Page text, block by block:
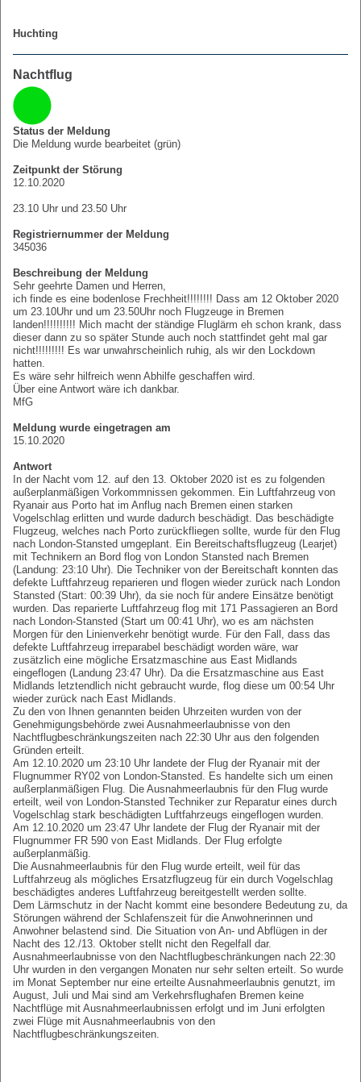
Huchting
Nachtflug
Status der Meldung
Die Meldung wurde bearbeitet (grün)
Zeitpunkt der Störung
12.10.2020
23.10 Uhr und 23.50 Uhr
Registriernummer der Meldung
345036
Beschreibung der Meldung
Sehr geehrte Damen und Herren,
ich finde es eine bodenlose Frechheit!!!!!!!! Dass am 12 Oktober 2020
um 23.10Uhr und um 23.50Uhr noch Flugzeuge in Bremen
landen!!!!!!!!!! Mich macht der ständige Fluglärm eh schon krank, dass
dieser dann zu so später Stunde auch noch stattfindet geht mal gar
nicht!!!!!!!!! Es war unwahrscheinlich ruhig, als wir den Lockdown
hatten.
Es wäre sehr hilfreich wenn Abhilfe geschaffen wird.
Über eine Antwort wäre ich dankbar.
MfG
Meldung wurde eingetragen am
15.10.2020
Antwort
In der Nacht vom 12. auf den 13. Oktober 2020 ist es zu folgenden
außerplanmäßigen Vorkommnissen gekommen. Ein Luftfahrzeug von
Ryanair aus Porto hat im Anflug nach Bremen einen starken
Vogelschlag erlitten und wurde dadurch beschädigt. Das beschädigte
Flugzeug, welches nach Porto zurückfliegen sollte, wurde für den Flug
nach London-Stansted umgeplant. Ein Bereitschaftsflugzeug (Learjet)
mit Technikern an Bord flog von London Stansted nach Bremen
(Landung: 23:10 Uhr). Die Techniker von der Bereitschaft konnten das
defekte Luftfahrzeug reparieren und flogen wieder zurück nach London
Stansted (Start: 00:39 Uhr), da sie noch für andere Einsätze benötigt
wurden. Das reparierte Luftfahrzeug flog mit 171 Passagieren an Bord
nach London-Stansted (Start um 00:41 Uhr), wo es am nächsten
Morgen für den Linienverkehr benötigt wurde. Für den Fall, dass das
defekte Luftfahrzeug irreparabel beschädigt worden wäre, war
zusätzlich eine mögliche Ersatzmaschine aus East Midlands
eingeflogen (Landung 23:47 Uhr). Da die Ersatzmaschine aus East
Midlands letztendlich nicht gebraucht wurde, flog diese um 00:54 Uhr
wieder zurück nach East Midlands.
Zu den von Ihnen genannten beiden Uhrzeiten wurden von der
Genehmigungsbehörde zwei Ausnahmeerlaubnisse von den
Nachtflugbeschränkungszeiten nach 22:30 Uhr aus den folgenden
Gründen erteilt.
Am 12.10.2020 um 23:10 Uhr landete der Flug der Ryanair mit der
Flugnummer RY02 von London-Stansted. Es handelte sich um einen
außerplanmäßigen Flug. Die Ausnahmeerlaubnis für den Flug wurde
erteilt, weil von London-Stansted Techniker zur Reparatur eines durch
Vogelschlag stark beschädigten Luftfahrzeugs eingeflogen wurden.
Am 12.10.2020 um 23:47 Uhr landete der Flug der Ryanair mit der
Flugnummer FR 590 von East Midlands. Der Flug erfolgte
außerplanmäßig.
Die Ausnahmeerlaubnis für den Flug wurde erteilt, weil für das
Luftfahrzeug als mögliches Ersatzflugzeug für ein durch Vogelschlag
beschädigtes anderes Luftfahrzeug bereitgestellt werden sollte.
Dem Lärmschutz in der Nacht kommt eine besondere Bedeutung zu, da
Störungen während der Schlafenszeit für die Anwohnerinnen und
Anwohner belastend sind. Die Situation von An- und Abflügen in der
Nacht des 12./13. Oktober stellt nicht den Regelfall dar.
Ausnahmeerlaubnisse von den Nachtflugbeschränkungen nach 22:30
Uhr wurden in den vergangen Monaten nur sehr selten erteilt. So wurde
im Monat September nur eine erteilte Ausnahmeerlaubnis genutzt, im
August, Juli und Mai sind am Verkehrsflughafen Bremen keine
Nachtflüge mit Ausnahmeerlaubnissen erfolgt und im Juni erfolgten
zwei Flüge mit Ausnahmeerlaubnis von den
Nachtflugbeschränkungszeiten.